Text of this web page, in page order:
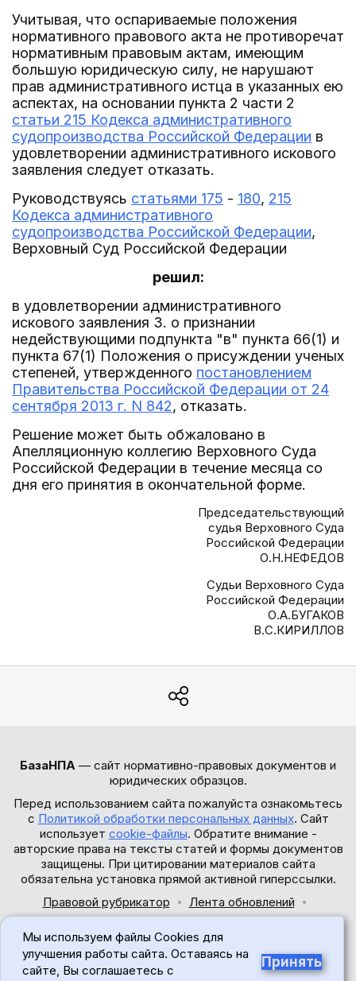
Учитывая, что оспариваемые положения
нормативного правового акта не противоречат
нормативным правовым актам, имеющим
большую юридическую силу, не нарушают
прав административного истца в указанных ею
аспектах, на основании пункта 2 части 2
статьи 215 Кодекса административного
судопроизводства Российской Федерации в
удовлетворении административного искового
заявления следует отказать.
Руководствуясь статьями 175 - 180, 215
Кодекса административного
судопроизводства Российской Федерации,
Верховный Суд Российской Федерации
решил:
в удовлетворении административного
искового заявления З. о признании
недействующими подпункта "в" пункта 66(1) и
пункта 67(1) Положения о присуждении ученых
степеней, утвержденного постановлением
Правительства Российской Федерации от 24
сентября 2013 г. N 842, отказать.
Решение может быть обжаловано в
Апелляционную коллегию Верховного Суда
Российской Федерации в течение месяца со
дня его принятия в окончательной форме.
Председательствующий
судья Верховного Суда
Российской Федерации
О.Н.НЕФЕДОВ
Судьи Верховного Суда
Российской Федерации
О.А.БУГАКОВ
В.С.КИРИЛЛОВ
БазаНПА — сайт нормативно-правовых документов и
юридических образцов.
Перед использованием сайта пожалуйста ознакомьтесь
с Политикой обработки персональных данных. Сайт
использует cookie-файлы. Обратите внимание -
авторские права на тексты статей и формы документов
защищены. При цитировании материалов сайта
обязательна установка прямой активной гиперссылки.
Правовой рубрикатор
Лента обновлений
© 2017-2026
18+
Мы используем файлы Cookies для
улучшения работы сайта. Оставаясь на
сайте, Вы соглашаетесь с
Принять